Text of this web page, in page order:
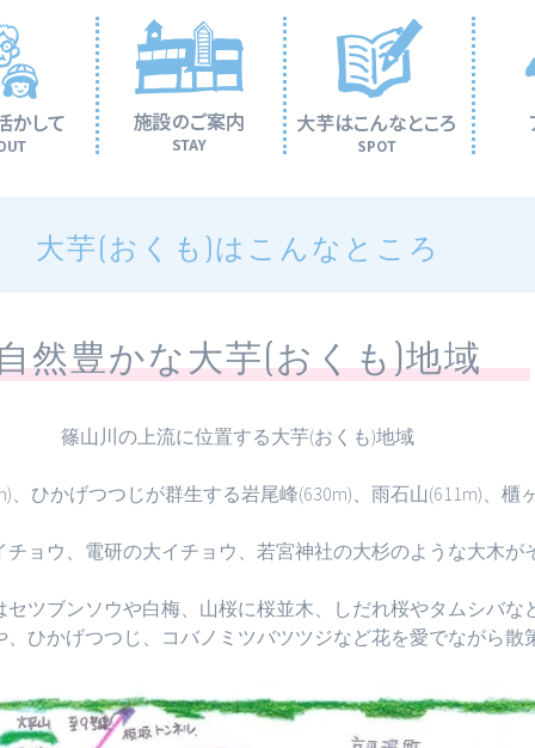
大芋(おくも)はこんなところ
然豊かな大芋(おくも)地域
篠山川の上流に位置する大芋(おくも)地域
ひかげつつじが群生する岩尾峰(630m)、雨石山(611m)、櫃
ョウ、電研の大イチョウ、若宮神社の大杉のような大木が
セツブンソウや白梅、山桜に桜並木、しだれ桜やタムシバな
ひかげつつじ、コバノミツバツツジなど花を愛でながら散